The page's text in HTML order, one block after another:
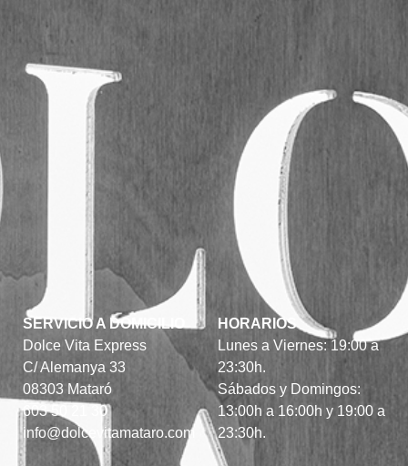
SERVICIO A DOMICILIO
Dolce Vita Express
C/ Alemanya 33
08303 Mataró
603 50 21 30
info@dolcevitamataro.com
HORARIOS
Lunes a Viernes: 19:00 a
23:30h.
Sábados y Domingos:
13:00h a 16:00h y 19:00 a
23:30h.